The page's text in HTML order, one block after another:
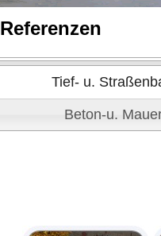
Referenzen
Tief- u.
Beton-u.